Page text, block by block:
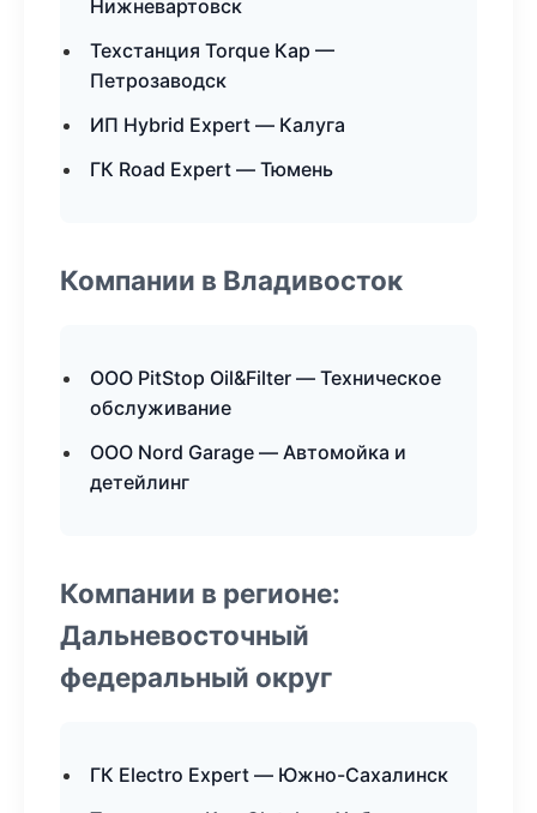
Нижневартовск
Техстанция Torque Кар —
Петрозаводск
ИП Hybrid Expert — Калуга
ГК Road Expert — Тюмень
Компании в Владивосток
ООО PitStop Oil&Filter — Техническое
обслуживание
ООО Nord Garage — Автомойка и
детейлинг
Компании в регионе:
Дальневосточный
федеральный округ
ГК Electro Expert — Южно-Сахалинск